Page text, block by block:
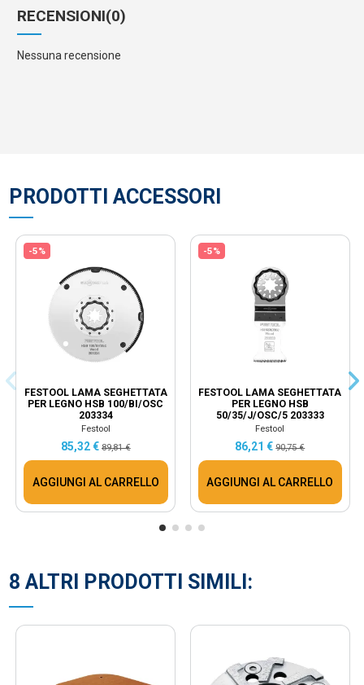
RECENSIONI(0)
Nessuna recensione
PRODOTTI ACCESSORI
-5%
FESTOOL LAMA SEGHETTATA
PER LEGNO HSB 100/BI/OSC
203334
Festool
85,32 € 89,81 €
AGGIUNGI AL CARRELLO
-5%
FESTOOL LAMA SEGHETTATA
PER LEGNO HSB
50/35/J/OSC/5 203333
Festool
86,21 €90,75 €
AGGIUNGI AL CARRELLO
8 ALTRI PRODOTTI SIMILI: